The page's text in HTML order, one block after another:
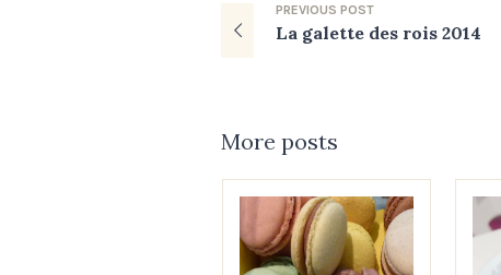
PREVIOUS POST
La galette des rois 2014
More posts